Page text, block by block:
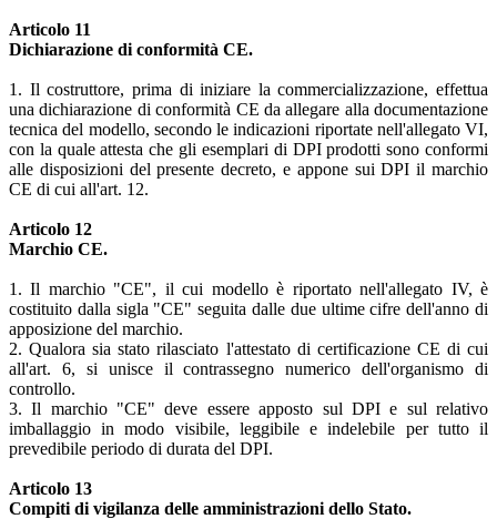
Articolo 11
Dichiarazione di conformità CE.
1. Il costruttore, prima di iniziare la commercializzazione, effettua
una dichiarazione di conformità CE da allegare alla documentazione
tecnica del modello, secondo le indicazioni riportate nell'allegato VI,
con la quale attesta che gli esemplari di DPI prodotti sono conformi
alle disposizioni del presente decreto, e appone sui DPI il marchio
CE di cui all'art. 12.
Articolo 12
Marchio CE.
1. Il marchio "CE", il cui modello è riportato nell'allegato IV, è
costituito dalla sigla "CE" seguita dalle due ultime cifre dell'anno di
apposizione del marchio.
2. Qualora sia stato rilasciato l'attestato di certificazione CE di cui
all'art. 6, si unisce il contrassegno numerico dell'organismo di
controllo.
3. Il marchio "CE" deve essere apposto sul DPI e sul relativo
imballaggio in modo visibile, leggibile e indelebile per tutto il
prevedibile periodo di durata del DPI.
Articolo 13
Compiti di vigilanza delle amministrazioni dello Stato.